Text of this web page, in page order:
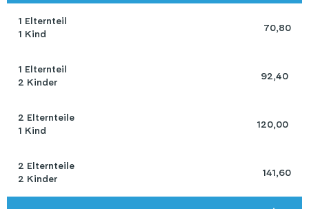
1 Elternteil
1 Kind
70,80
1 Elternteil
2 Kinder
92,40
2 Elternteile
1 Kind
120,00
2 Elternteile
2 Kinder
141,60